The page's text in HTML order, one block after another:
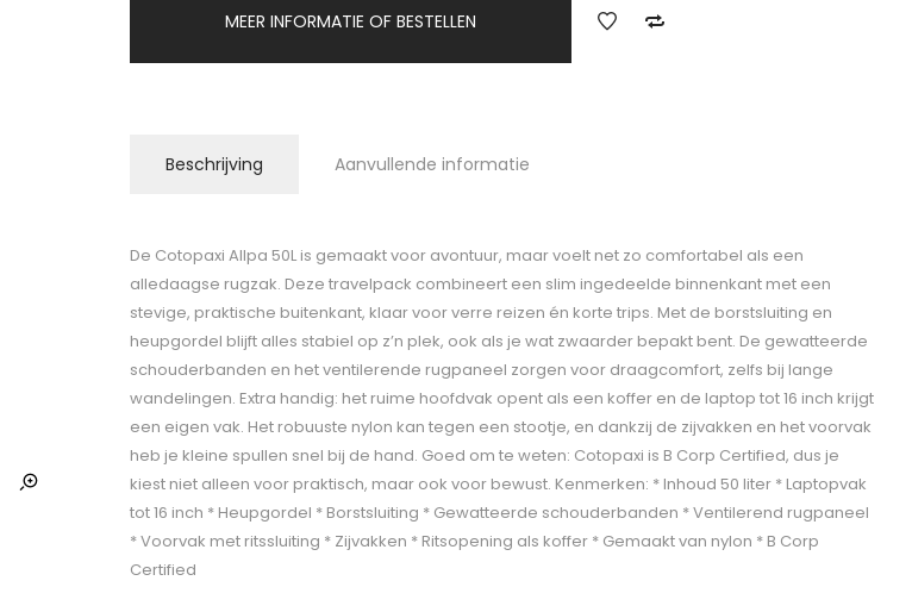
MEER INFORMATIE OF BESTELLEN
Beschrijving Aanvullende informatie
De Cotopaxi Allpa 50L is gemaakt voor avontuur, maar voelt net zo comfortabel als een
alledaagse rugzak. Deze travelpack combineert een slim ingedeelde binnenkant met een
stevige, praktische buitenkant, klaar voor verre reizen én korte trips. Met de borstsluiting en
heupgordel blijft alles stabiel op z’n plek, ook als je wat zwaarder bepakt bent. De gewatteerde
schouderbanden en het ventilerende rugpaneel zorgen voor draagcomfort, zelfs bij lange
wandelingen. Extra handig: het ruime hoofdvak opent als een koffer en de laptop tot 16 inch krijgt
een eigen vak. Het robuuste nylon kan tegen een stootje, en dankzij de zijvakken en het voorvak
heb je kleine spullen snel bij de hand. Goed om te weten: Cotopaxi is B Corp Certified, dus je
kiest niet alleen voor praktisch, maar ook voor bewust. Kenmerken: * Inhoud 50 liter * Laptopvak
tot 16 inch * Heupgordel * Borstsluiting * Gewatteerde schouderbanden * Ventilerend rugpaneel
* Voorvak met ritssluiting * Zijvakken * Ritsopening als koffer * Gemaakt van nylon * B Corp
Certified